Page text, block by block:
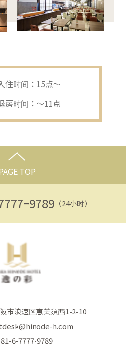
住时间：15点〜
房时间：〜11点
PAGE TOP
ｰ9789 （24小时）
市浪速区恵美須西1-2-10
h.com
6-7777-9789